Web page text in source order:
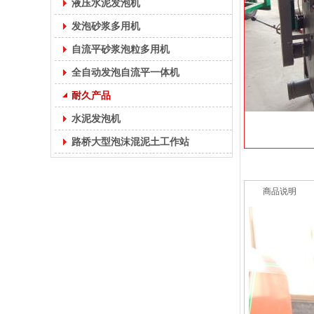
液压水泥发泡机
发泡砂浆多用机
自流平砂浆泡粒多用机
全自动发泡自流平一体机
耐久产品
水泥发泡机
路桥大型泡沫混泥土工作站
商品说明